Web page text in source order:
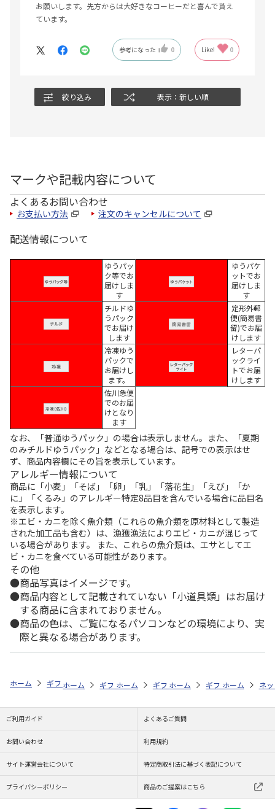
お願いします。先方からは大好きなコーヒーだと喜んで貰え
ています。
参考になった 0 Like! 0
絞り込み 表示：新しい順
マークや記載内容について
よくあるお問い合わせ
お支払い方法 注文のキャンセルについて
配送情報について
ゆうパッ
ク等でお
届けしま
す
ゆうパケ
ットでお
届けしま
す
チルドゆ
うパック
でお届け
します
定形外郵
便(簡易書
留)でお届
けします
冷凍ゆう
パックで
お届けし
ます。
レターパ
ックライ
トでお届
けします
佐川急便
でのお届
けとなり
ます
なお、「普通ゆうパック」の場合は表示しません。また、「夏期
のみチルドゆうパック」などとなる場合は、記号での表示はせ
ず、商品内容欄にその旨を表示しています。
アレルギー情報について
商品に「小麦」「そば」「卵」「乳」「落花生」「えび」「か
に」「くるみ」のアレルギー特定8品目を含んでいる場合に品目名
を表示します。
※エビ・カニを除く魚介類（これらの魚介類を原材料として製造
された加工品も含む）は、漁獲漁法によりエビ・カニが混じって
いる場合があります。 また、これらの魚介類は、エサとしてエ
ビ・カニを食べている可能性があります。
その他
商品写真はイメージです。
商品内容として記載されていない「小道具類」はお届け
する商品に含まれておりません。
商品の色は、ご覧になるパソコンなどの環境により、実
際と異なる場合があります。
ホーム ギフトストア お中元・夏ギフト特集 2026 ドリンク ＜
ホーム ギフトストア お中元・夏ギフト特集 2026
ホーム ギフトストア お中元・夏ギフト
ホーム ギフトストア お
ホーム ネ
ご利用ガイド よくあるご質問
お問い合わせ 利用規約
サイト運営会社について 特定商取引法に基づく表記について
プライバシーポリシー 商品のご提案はこちら